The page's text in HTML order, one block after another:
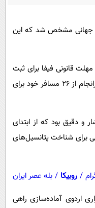
جهانی مشخص شد که این
شدن به مهلت قانونی فیفا برای ثبت
فهرست نهایی، فدراسیون فوتبال ایران سرانجام از ۲۶ مسافر خود برای
و دقیق بود که از ابتدای
برای شناخت پتانسیل‌های
/ روبیکا / بله عصر ایران
اردوی آماده‌سازی راهی